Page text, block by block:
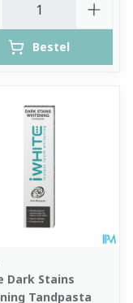
Bestel
Dark Stains
Tandpasta